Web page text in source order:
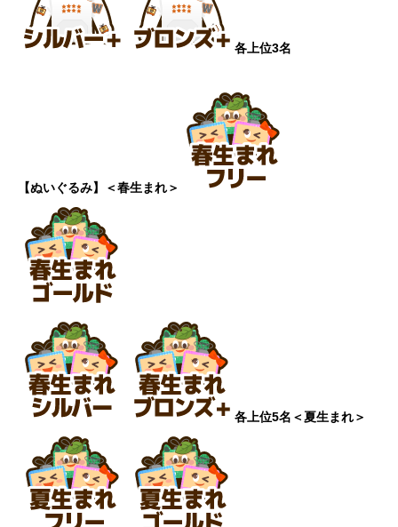
各上位3名
【ぬいぐるみ】 ＜春生まれ＞
各上位5名 ＜夏生まれ＞